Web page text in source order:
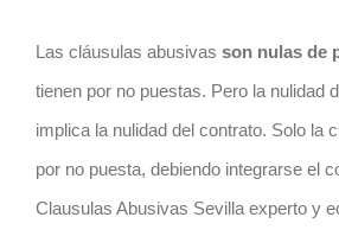
Las cláusulas abusivas son nulas de
tienen por no puestas. Pero la nulidad
implica la nulidad del contrato. Solo la
por no puesta, debiendo integrarse el
Clausulas Abusivas Sevilla experto y